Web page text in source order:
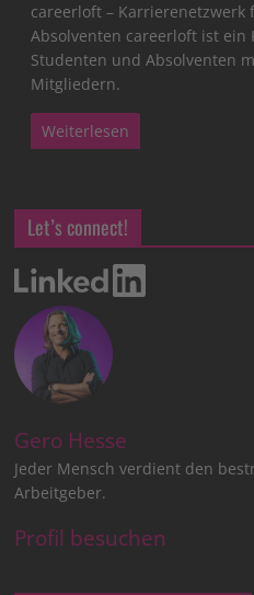
careerloft – Karrierenetzwerk
Absolventen careerloft ist
Studenten und Absolventen
Mitgliedern.
Weiterlesen
Let’s connect!
Gero Hesse
Jeder Mensch verdient den
Arbeitgeber.
Profil besuchen